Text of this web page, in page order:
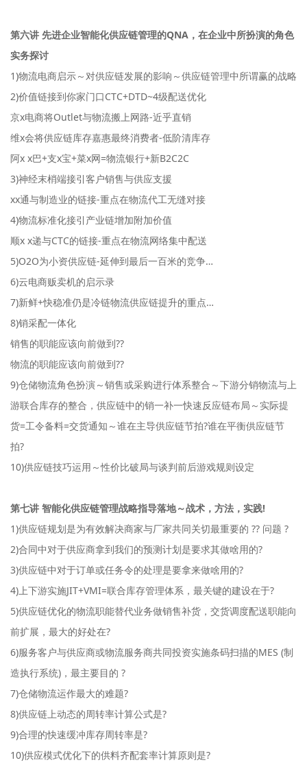
第六讲 先进企业智能化供应链管理的QNA，在企业中所扮演的角色
实务探讨
1)物流电商启示～对供应链发展的影响～供应链管理中所谓赢的战略
2)价值链接到你家门口CTC+DTD~4级配送优化
京x电商将Outlet与物流搬上网路-近乎直销
维x会将供应链库存嘉惠最终消费者-低阶清库存
阿x x巴+支x宝+菜x网=物流银行+新B2C2C
3)神经末梢端接引客户销售与供应支援
xx通与制造业的链接-重点在物流代工无缝对接
4)物流标准化接引产业链增加附加价值
顺x x递与CTC的链接-重点在物流网络集中配送
5)O2O为小资供应链-延伸到最后一百米的竞争…
6)云电商贩卖机的启示录
7)新鲜+快稳准仍是冷链物流供应链提升的重点…
8)销采配一体化
销售的职能应该向前做到??
物流的职能应该向前做到??
9)仓储物流角色扮演～销售或采购进行体系整合～下游分销物流与上
游联合库存的整合，供应链中的销一补一快速反应链布局～实际提
货=工令备料=交货通知～谁在主导供应链节拍?谁在平衡供应链节
拍?
10)供应链技巧运用～性价比破局与谈判前后游戏规则设定
第七讲 智能化供应链管理战略指导落地～战术，方法，实践!
1)供应链规划是为有效解决商家与厂家共同关切最重要的 ?? 问题 ?
2)合同中对于供应商拿到我们的预测计划是要求其做啥用的?
3)供应链中对于订单或任务令的处理是要拿来做啥用的?
4)上下游实施JIT+VMI=联合库存管理体系，最关键的建设在于?
5)供应链优化的物流职能替代业务做销售补货，交货调度配送职能向
前扩展，最大的好处在?
6)服务客户与供应商或物流服务商共同投资实施条码扫描的MES (制
造执行系统)，最主要目的 ?
7)仓储物流运作最大的难题?
8)供应链上动态的周转率计算公式是?
9)合理的快速缓冲库存周转率是?
10)供应模式优化下的供料齐配套率计算原则是?